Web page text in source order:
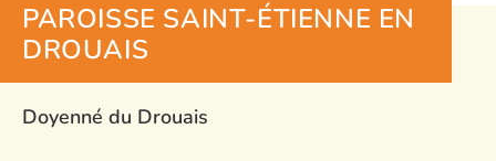
PAROISSE SAINT-ÉTIENNE EN
DROUAIS
Doyenné du Drouais